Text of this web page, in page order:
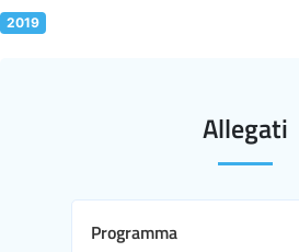
2019
Allegati
Programma